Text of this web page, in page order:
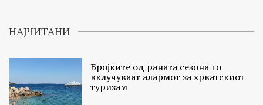
НАЈЧИТАНИ
Бројките од раната сезона го
вклучуваат алармот за хрватскиот
туризам